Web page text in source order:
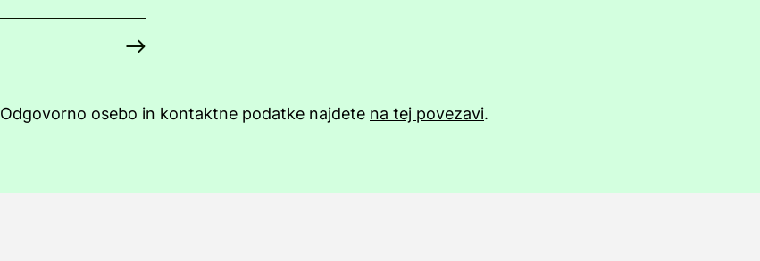
Odgovorno osebo in kontaktne podatke najdete na tej povezavi.